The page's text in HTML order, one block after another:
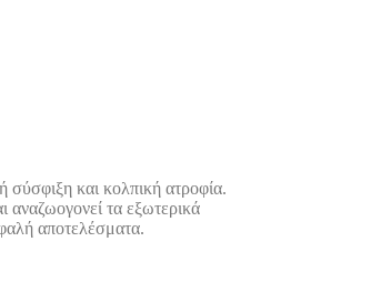
και κολπική ατροφία.
αναζωογονεί τα εξωτερικά
αποτελέσματα.